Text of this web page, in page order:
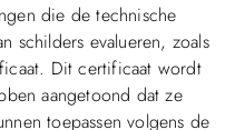
die de technische
schilders evalueren, zoals
Dit certificaat wordt
aangetoond dat ze
toepassen volgens de